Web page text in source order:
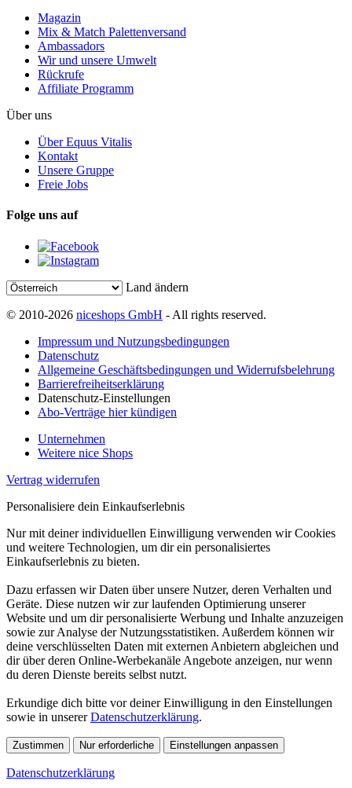
Magazin
Mix & Match Palettenversand
Ambassadors
Wir und unsere Umwelt
Rückrufe
Affiliate Programm
Über uns
Über Equus Vitalis
Kontakt
Unsere Gruppe
Freie Jobs
Folge uns auf
Land ändern
© 2010-2026 niceshops GmbH - All rights reserved.
Impressum und Nutzungsbedingungen
Datenschutz
Allgemeine Geschäftsbedingungen und Widerrufsbelehrung
Barrierefreiheitserklärung
Datenschutz-Einstellungen
Abo-Verträge hier kündigen
Unternehmen
Weitere nice Shops
Vertrag widerrufen
Personalisiere dein Einkaufserlebnis
Nur mit deiner individuellen Einwilligung verwenden wir Cookies
und weitere Technologien, um dir ein personalisiertes
Einkaufserlebnis zu bieten.
Dazu erfassen wir Daten über unsere Nutzer, deren Verhalten und
Geräte. Diese nutzen wir zur laufenden Optimierung unserer
Website und um dir personalisierte Werbung und Inhalte anzuzeigen
sowie zur Analyse der Nutzungsstatistiken. Außerdem können wir
deine verschlüsselten Daten mit externen Anbietern abgleichen und
dir über deren Online-Werbekanäle Angebote anzeigen, nur wenn
du deren Dienste bereits selbst nutzt.
Erkundige dich bitte vor deiner Einwilligung in den Einstellungen
sowie in unsererDatenschutzerklärung.
Zustimmen Nur erforderliche Einstellungen anpassen
Datenschutzerklärung